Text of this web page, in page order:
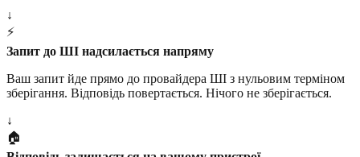
↓
⚡
Запит до ШІ надсилається напряму
Ваш запит йде прямо до провайдера ШІ з нульовим терміном
зберігання. Відповідь повертається. Нічого не зберігається.
↓
🏠